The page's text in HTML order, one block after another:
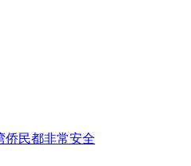
侨民都非常安全